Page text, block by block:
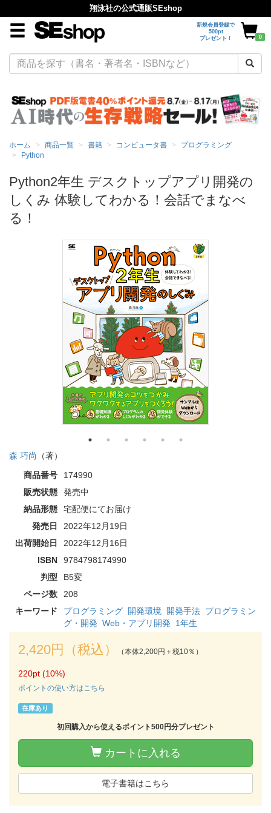
翔泳社の公式通販SEshop
新規会員登録で
500pt
プレゼント！
0
ホーム 商品一覧 書籍 コンピュータ書
プログラミング
Python
Python2年生 デスクトップアプリ開発の
しくみ 体験してわかる！会話でまなべ
る！
森 巧尚
（著）
商品番号
174990
販売状態
発売中
納品形態
宅配便にてお届け
発売日
2022年12月19日
出荷開始日
2022年12月16日
ISBN
9784798174990
判型
B5変
ページ数
208
キーワード
プログラミング 開発環境 開発手法 プログラミン
グ・開発 Web・アプリ開発 1年生
2,420円（税込） （本体2,200円＋税10％）
220pt (10%)
ポイントの使い方はこちら
在庫あり
初回購入から使えるポイント500円分プレゼント
カートに入れる
電子書籍はこちら